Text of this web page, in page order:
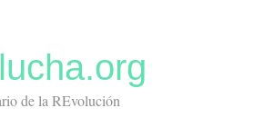
de la REvolución